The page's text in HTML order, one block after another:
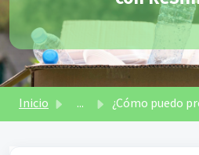
Inicio ... ¿Cómo puedo promover mi alianza con